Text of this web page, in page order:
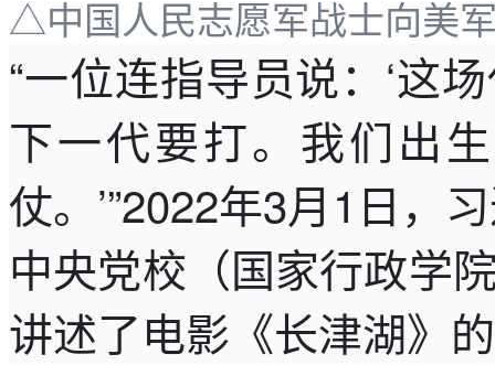
△中国人民志愿军战士向美
“一位连指导员说：‘这
下一代要打。我们出
仗。’”2022年3月1日，
中央党校（国家行政学
讲述了电影《长津湖》